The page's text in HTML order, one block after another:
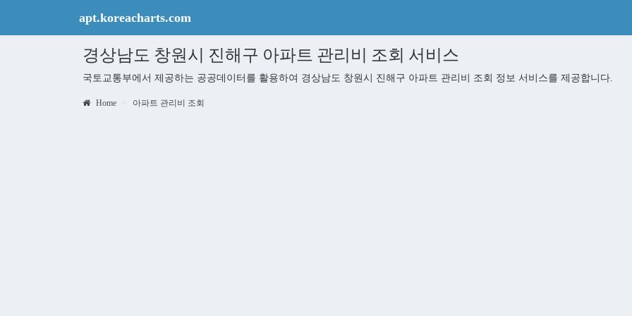
apt.koreacharts.com
경상남도 창원시 진해구 아파트 관리비 조회 서비스
국토교통부에서 제공하는 공공데이터를 활용하여 경상남도 창원시 진해구 아파트 관리비 조회 정보 서비스를 제공합니다.
Home 아파트 관리비 조회